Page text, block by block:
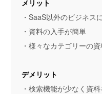
メリット
・SaaS以外のビジネス
・資料の入手が簡単
・様々なカテゴリーの
デメリット
・検索機能が少なく資